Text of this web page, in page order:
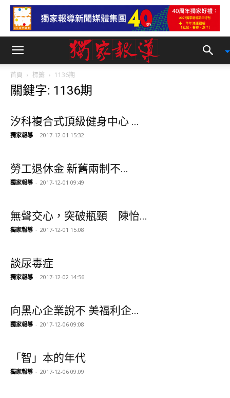
首頁 標籤 1136期
關鍵字: 1136期
汐科複合式頂級健身中心 ...
獨家報導 - 2017-12-01 15:32
勞工退休金 新舊兩制不...
獨家報導 - 2017-12-01 09:49
無聲交心，突破瓶頸 陳怡...
獨家報導 - 2017-12-01 15:08
談尿毒症
獨家報導 - 2017-12-02 14:56
向黑心企業說不 美福利企...
獨家報導 - 2017-12-06 09:08
「智」本的年代
獨家報導 - 2017-12-06 09:09